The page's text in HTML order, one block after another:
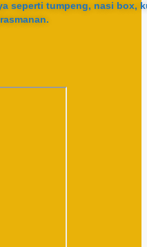
seperti tumpeng, nasi box,